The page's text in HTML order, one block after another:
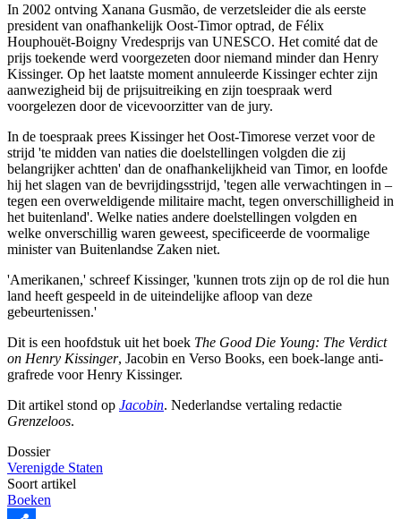
In 2002 ontving Xanana Gusmão, de verzetsleider die als eerste
president van onafhankelijk Oost-Timor optrad, de Félix
Houphouët-Boigny Vredesprijs van UNESCO. Het comité dat de
prijs toekende werd voorgezeten door niemand minder dan Henry
Kissinger. Op het laatste moment annuleerde Kissinger echter zijn
aanwezigheid bij de prijsuitreiking en zijn toespraak werd
voorgelezen door de vicevoorzitter van de jury.
In de toespraak prees Kissinger het Oost-Timorese verzet voor de
strijd 'te midden van naties die doelstellingen volgden die zij
belangrijker achtten' dan de onafhankelijkheid van Timor, en loofde
hij het slagen van de bevrijdingsstrijd, 'tegen alle verwachtingen in ‒
tegen een overweldigende militaire macht, tegen onverschilligheid in
het buitenland'. Welke naties andere doelstellingen volgden en
welke onverschillig waren geweest, specificeerde de voormalige
minister van Buitenlandse Zaken niet.
'Amerikanen,' schreef Kissinger, 'kunnen trots zijn op de rol die hun
land heeft gespeeld in de uiteindelijke afloop van deze
gebeurtenissen.'
Dit is een hoofdstuk uit het boek The Good Die Young: The Verdict
on Henry Kissinger, Jacobin en Verso Books, een boek-lange anti-
grafrede voor Henry Kissinger.
Dit artikel stond op Jacobin. Nederlandse vertaling redactie
Grenzeloos.
Dossier
Verenigde Staten
Soort artikel
Boeken